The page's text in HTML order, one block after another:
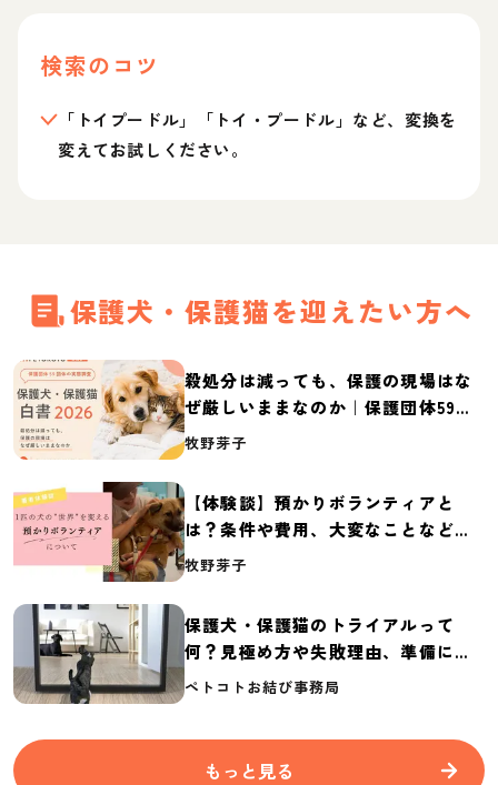
検索のコツ
「トイプードル」「トイ・プードル」など、変換を
変えてお試しください。
保護犬・保護猫を迎えたい方へ
殺処分は減っても、保護の現場はな
ぜ厳しいままなのか｜保護団体59団
体の実態調査【保護犬・保護猫白書
牧野芽子
【体験談】預かりボランティアと
は？条件や費用、大変なことなど紹
介
牧野芽子
保護犬・保護猫のトライアルって
何？見極め方や失敗理由、準備に必
要なものを紹介
ペトコトお結び事務局
もっと見る